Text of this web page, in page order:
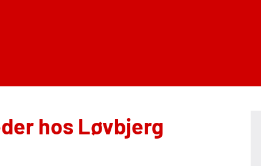
hos Løvbjerg